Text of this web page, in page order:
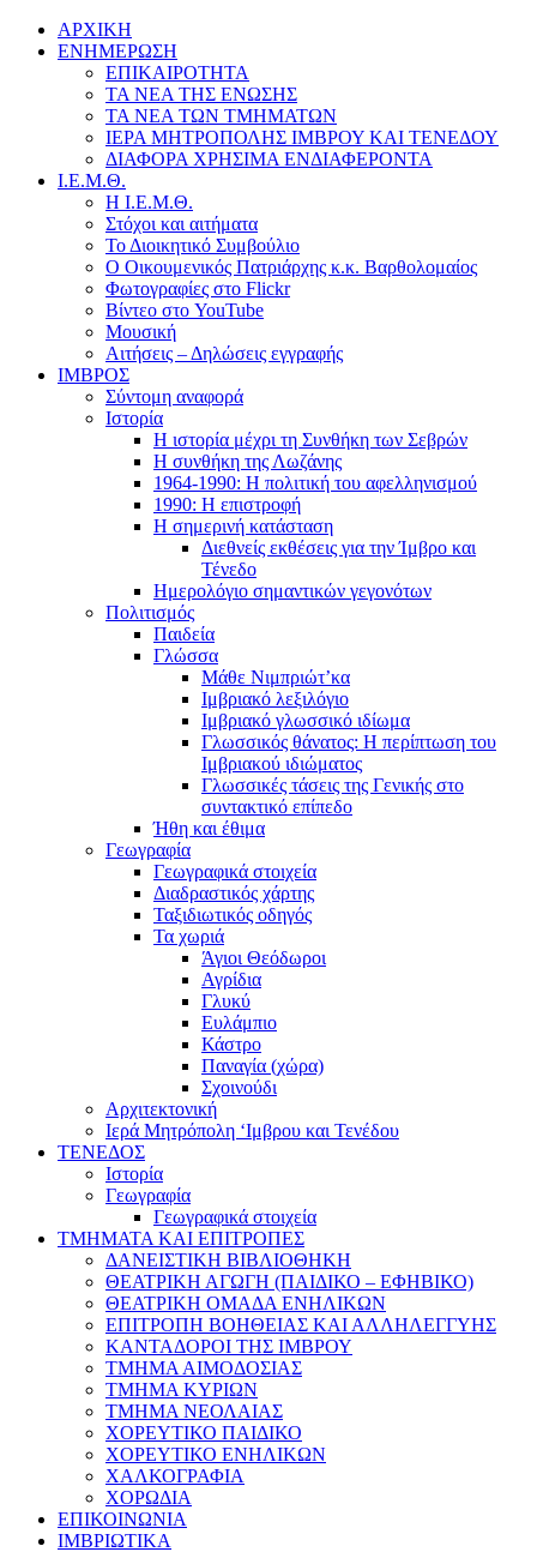
ΑΡΧΙΚΗ
ΕΝΗΜΕΡΩΣΗ
ΕΠΙΚΑΙΡΟΤΗΤΑ
ΤΑ ΝΕΑ ΤΗΣ ΕΝΩΣΗΣ
ΤΑ ΝΕΑ ΤΩΝ ΤΜΗΜΑΤΩΝ
ΙΕΡΑ ΜΗΤΡΟΠΟΛΗΣ ΙΜΒΡΟΥ ΚΑΙ ΤΕΝΕΔΟΥ
ΔΙΑΦΟΡΑ ΧΡΗΣΙΜΑ ΕΝΔΙΑΦΕΡΟΝΤΑ
Ι.Ε.Μ.Θ.
Η Ι.Ε.Μ.Θ.
Στόχοι και αιτήματα
Το Διοικητικό Συμβούλιο
Ο Οικουμενικός Πατριάρχης κ.κ. Βαρθολομαίος
Φωτογραφίες στο Flickr
Βίντεο στο YouTube
Μουσική
Αιτήσεις – Δηλώσεις εγγραφής
ΙΜΒΡΟΣ
Σύντομη αναφορά
Ιστορία
Η ιστορία μέχρι τη Συνθήκη των Σεβρών
Η συνθήκη της Λωζάνης
1964-1990: Η πολιτική του αφελληνισμού
1990: Η επιστροφή
Η σημερινή κατάσταση
Διεθνείς εκθέσεις για την Ίμβρο και
Τένεδο
Ημερολόγιο σημαντικών γεγονότων
Πολιτισμός
Παιδεία
Γλώσσα
Μάθε Νιμπριώτ’κα
Ιμβριακό λεξιλόγιο
Ιμβριακό γλωσσικό ιδίωμα
Γλωσσικός θάνατος: Η περίπτωση του
Ιμβριακού ιδιώματος
Γλωσσικές τάσεις της Γενικής στο
συντακτικό επίπεδο
Ήθη και έθιμα
Γεωγραφία
Γεωγραφικά στοιχεία
Διαδραστικός χάρτης
Ταξιδιωτικός οδηγός
Τα χωριά
Άγιοι Θεόδωροι
Αγρίδια
Γλυκύ
Ευλάμπιο
Κάστρο
Παναγία (χώρα)
Σχοινούδι
Αρχιτεκτονική
Ιερά Μητρόπολη ‘Ιμβρου και Τενέδου
ΤΕΝΕΔΟΣ
Ιστορία
Γεωγραφία
Γεωγραφικά στοιχεία
ΤΜΗΜΑΤΑ ΚΑΙ ΕΠΙΤΡΟΠΕΣ
ΔΑΝΕΙΣΤΙΚΗ ΒΙΒΛΙΟΘΗΚΗ
ΘΕΑΤΡΙΚΗ ΑΓΩΓΗ (ΠΑΙΔΙΚΟ – ΕΦΗΒΙΚΟ)
ΘΕΑΤΡΙΚΗ ΟΜΑΔΑ ΕΝΗΛΙΚΩΝ
ΕΠΙΤΡΟΠΗ ΒΟΗΘΕΙΑΣ ΚΑΙ ΑΛΛΗΛΕΓΓΥΗΣ
ΚΑΝΤΑΔΟΡΟΙ ΤΗΣ ΙΜΒΡΟΥ
ΤΜΗΜΑ ΑΙΜΟΔΟΣΙΑΣ
ΤΜΗΜΑ ΚΥΡΙΩΝ
ΤΜΗΜΑ ΝΕΟΛΑΙΑΣ
ΧΟΡΕΥΤΙΚΟ ΠΑΙΔΙΚΟ
ΧΟΡΕΥΤΙΚΟ ΕΝΗΛΙΚΩΝ
ΧΑΛΚΟΓΡΑΦΙΑ
ΧΟΡΩΔΙΑ
ΕΠΙΚΟΙΝΩΝΙΑ
ΙΜΒΡΙΩΤΙΚΑ